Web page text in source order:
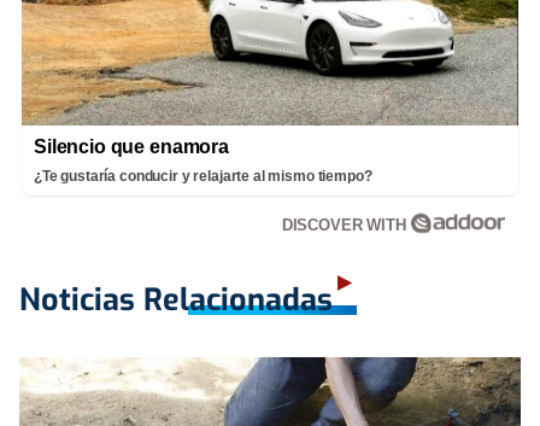
Silencio que enamora
¿Te gustaría conducir y relajarte al mismo tiempo?
DISCOVER WITH
Noticias Relacionadas